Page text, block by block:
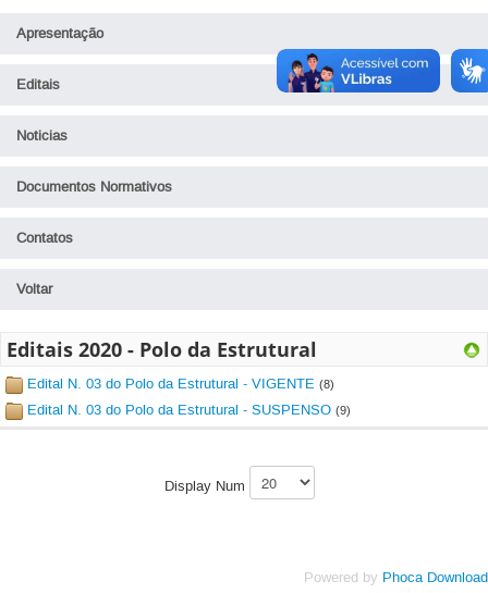
Apresentação
Editais
Noticias
Documentos Normativos
Contatos
Voltar
Editais 2020 - Polo da Estrutural
Edital N. 03 do Polo da Estrutural - VIGENTE (8)
Edital N. 03 do Polo da Estrutural - SUSPENSO (9)
Display Num
Powered by Phoca Download